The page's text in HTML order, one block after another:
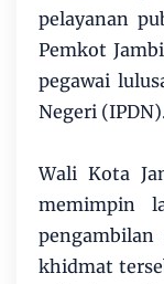
pelayanan
Pemkot
pegawai
Negeri
​Wali Kota
memimpin
khidmat